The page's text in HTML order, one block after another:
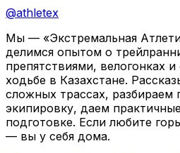
@athletex
Мы — «Экстремальная
делимся опытом о
препятствиями, велогонках
ходьбе в Казахстане.
сложных трассах, разбираем
экипировку, даем
подготовке. Если любите
— вы у себя дома.